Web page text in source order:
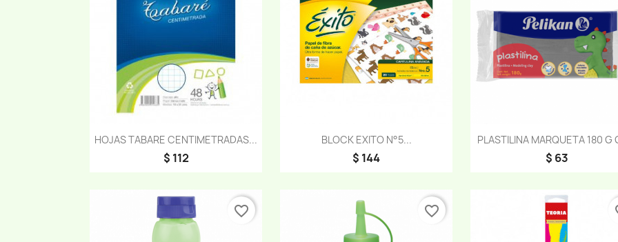
HOJAS TABARE CENTIMETRADAS...
$ 112
Vista rápida BLOCK EXITO N°5...
$ 144
Vista rápida PLASTILINA MARQUETA 180 G
$ 63
Vista rápida
favorite_border favorite_border